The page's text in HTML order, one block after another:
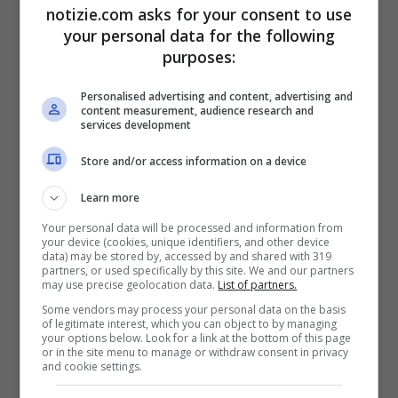
origine nella zona sanitaria di Mongbwalu,
nella Repubblica Democratica del Congo,
un’area mineraria ad alta frequentazione
con casi che si sono poi spostati a
Rwampara e Bunia in cerca di assistenza
medica.
La provincia di Ituri confina con il Sud
Sudan e l’Uganda, ela zona sanitaria di
Bunia si trova a meno di 500 km
dall’Uganda. È in corso un’indagine
epidemiologica completa e un’attività di
tracciamento dei contatti. Il ruolo dell’Ituri
notizie.com asks for your consent to use
your personal data for the following
purposes:
Personalised advertising and content, advertising and
content measurement, audience research and
services development
Store and/or access information on a device
Learn more
Your personal data will be processed and information from
your device (cookies, unique identifiers, and other device
data) may be stored by, accessed by and shared with 319
partners, or used specifically by this site. We and our partners
may use precise geolocation data. List of partners.
Some vendors may process your personal data on the basis
of legitimate interest, which you can object to by managing
your options below. Look for a link at the bottom of this page
or in the site menu to manage or withdraw consent in privacy
and cookie settings.